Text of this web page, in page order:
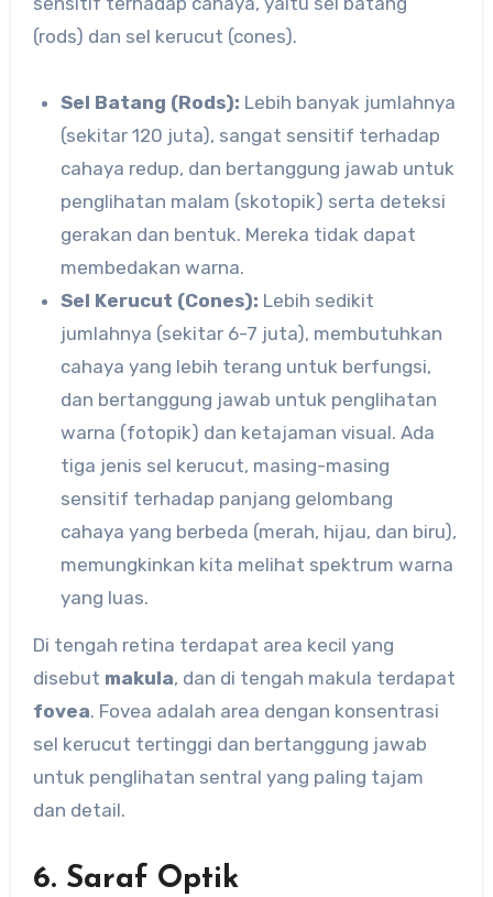
(rods) dan sel kerucut (cones).
Sel Batang (Rods): Lebih banyak jumlahnya
(sekitar 120 juta), sangat sensitif terhadap
cahaya redup, dan bertanggung jawab untuk
penglihatan malam (skotopik) serta deteksi
gerakan dan bentuk. Mereka tidak dapat
membedakan warna.
Sel Kerucut (Cones): Lebih sedikit
jumlahnya (sekitar 6-7 juta), membutuhkan
cahaya yang lebih terang untuk berfungsi,
dan bertanggung jawab untuk penglihatan
warna (fotopik) dan ketajaman visual. Ada
tiga jenis sel kerucut, masing-masing
sensitif terhadap panjang gelombang
cahaya yang berbeda (merah, hijau, dan biru),
memungkinkan kita melihat spektrum warna
yang luas.
Di tengah retina terdapat area kecil yang
disebut makula, dan di tengah makula terdapat
fovea. Fovea adalah area dengan konsentrasi
sel kerucut tertinggi dan bertanggung jawab
untuk penglihatan sentral yang paling tajam
dan detail.
6. Saraf Optik